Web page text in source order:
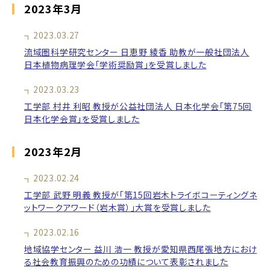
2023年3月
2023.03.27
流域圏科学研究センター 日恵野 綾香 助教が一般社団法人
日本植物病理学会「学術奨励賞」を受賞しました
2023.03.23
工学部 村井 利昭 教授が公益社団法人 日本化学会「第75回
日本化学会賞」を受賞しました
2023年2月
2023.02.24
工学部 武野 明義 教授が「第15回岩木トライボコーティングネ
ットワークアワード（岩木賞）」大賞を受賞しました
2023.02.16
地域協学センター 益川 浩一 教授が愛知県西尾張地方におけ
る社会教育振興のための功績について表彰されました